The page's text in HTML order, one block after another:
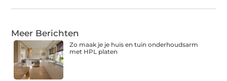
Meer Berichten
Zo maak je je huis en tuin onderhoudsarm
met HPL platen